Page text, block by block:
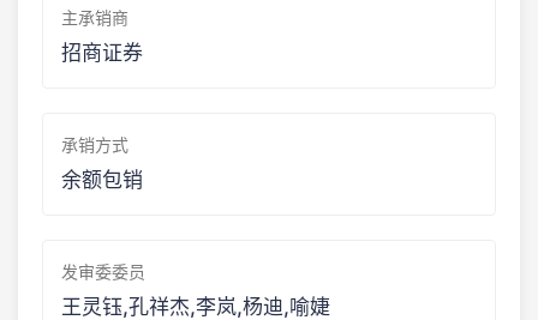
主承销商
招商证券
承销方式
余额包销
发审委委员
王灵钰,孔祥杰,李岚,杨迪,喻婕